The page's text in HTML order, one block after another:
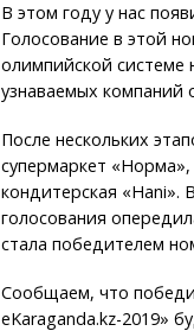
В этом году у нас
Голосование в этой
олимпийской
узнаваемых компаний
После нескольких
супермаркет
кондитерская «Hani».
голосования
стала победителем
Сообщаем, что
eKaraganda.kz-2019»